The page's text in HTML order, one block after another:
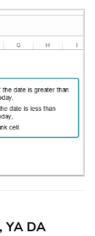
YA DA